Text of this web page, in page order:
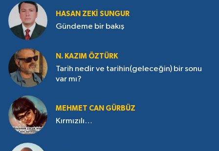
HASAN ZEKI SUNGUR
Gündeme bir bakış
N. KAZIM ÖZTÜRK
Tarih nedir ve tarihin(geleceğin) bir sonu
var mı?
MEHMET CAN GÜRBÜZ
Kırmızılı…